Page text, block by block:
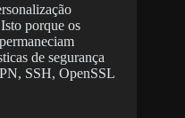
porque os
de segurança
SSH, OpenSSL